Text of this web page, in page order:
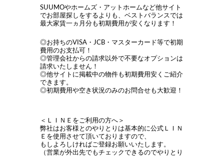
SUUMOやホームズ・アットホームなど他サイト
でお部屋探しをするよりも、ベストバランスでは
最大家賃一ヵ月分も初期費用が安くなります！
◎お持ちのVISA・JCB・マスターカード等で初期
費用のお支払可！
◎管理会社からの請求以外で不要なオプションは
請求いたしません！
◎他サイトに掲載中の物件も初期費用安くご紹介
できます。
◎初期費用や空き状況のみのお問合せも大歓迎！
＜ＬＩＮＥをご利用の方へ＞
弊社はお客様とのやりとりは基本的に公式ＬＩＮ
Ｅを使用させて頂いておりますので、
もしよろしければご登録お願いいたします。
（営業が外出先でもチェックできるのでやりとり